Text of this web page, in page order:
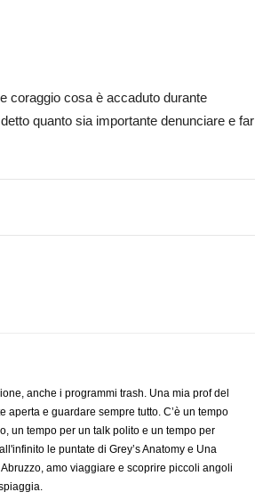
coraggio cosa è accaduto durante
quanto sia importante denunciare e far
anche i programmi trash. Una mia prof del
e guardare sempre tutto. C’è un tempo
un tempo per un talk polito e un tempo per
le puntate di Grey’s Anatomy e Una
amo viaggiare e scoprire piccoli angoli